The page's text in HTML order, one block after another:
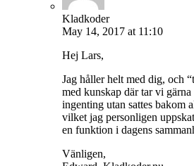
Kladkoder
May 14, 2017 at 11:10
Hej Lars,
Jag håller helt med dig, och
med kunskap där tar vi
ingenting utan sattes bakom
vilket jag personligen
en funktion i dagens
Vänligen,